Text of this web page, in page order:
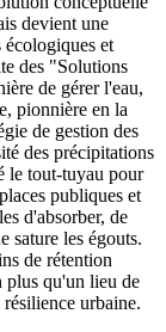
devient une
écologiques et
des "Solutions
de gérer l'eau,
pionnière en la
de gestion des
des précipitations
le tout-tuyau pour
publiques et
d'absorber, de
sature les égouts.
de rétention
plus qu'un lieu de
résilience urbaine.